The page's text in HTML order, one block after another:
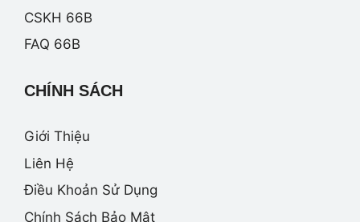
CSKH 66B
FAQ 66B
CHÍNH SÁCH
Giới Thiệu
Liên Hệ
Điều Khoản Sử Dụng
Chính Sách Bảo Mật